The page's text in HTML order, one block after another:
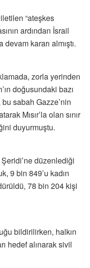
iletilen “ateşkes
ardından İsrail
kararı almıştı.
zorla yerinden
doğusundaki bazı
sabah Gazze’nin
Mısır’la olan sınır
duyurmuştu.
düzenlediği
9 bin 849’u kadın
78 bin 204 kişi
bildirilirken, halkın
hedef alınarak sivil